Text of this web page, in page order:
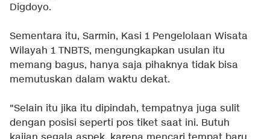
Digdoyo.
Sementara itu, Sarmin, Kasi 1 Pengelolaan Wisata
Wilayah 1 TNBTS, mengungkapkan usulan itu
memang bagus, hanya saja pihaknya tidak bisa
memutuskan dalam waktu dekat.
"Selain itu jika itu dipindah, tempatnya juga sulit
dengan posisi seperti pos tiket saat ini. Butuh